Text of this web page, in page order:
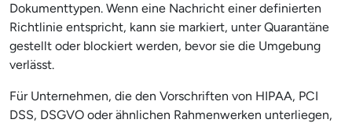
Dokumenttypen. Wenn eine Nachricht einer definierten
Richtlinie entspricht, kann sie markiert, unter Quarantäne
gestellt oder blockiert werden, bevor sie die Umgebung
verlässt.
Für Unternehmen, die den Vorschriften von HIPAA, PCI
DSS, DSGVO oder ähnlichen Rahmenwerken unterliegen,